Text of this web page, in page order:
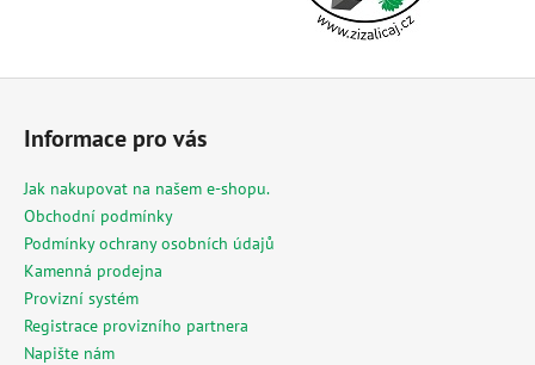
Informace pro vás
Jak nakupovat na našem e-shopu.
Obchodní podmínky
Podmínky ochrany osobních údajů
Kamenná prodejna
Provizní systém
Registrace provizního partnera
Napište nám